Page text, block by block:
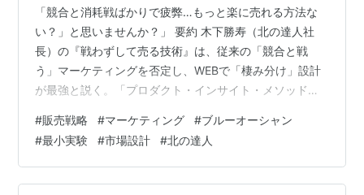
「競合と消耗戦ばかりで疲弊…もっと楽に売れる方法な
い？」と思いませんか？」 要約 木下勝寿（北の達人社
長）の『戦わずして売る技術』は、従来の「競合と戦
う」マーケティングを否定し、WEBで「棲み分け」設計
が最強と説く。「プロダクト・インサイト・メソッド」3
を回避。JA採用例のように正しい相手に正しい価値で比
較土俵自体消滅、最小広告実験→データ修正の高速ルー
プで市場検証。「戦わないほど成果安定」の逆転WEBマ
ーケティング革命を解説してます。 消耗戦マーケティン
#販売戦略 #マーケティング #ブルーオーシャン
#最小実験 #市場設計 #北の達人